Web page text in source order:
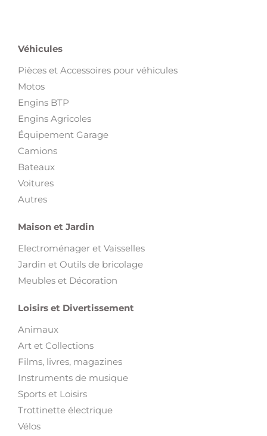
Véhicules
Pièces et Accessoires pour véhicules
Motos
Engins BTP
Engins Agricoles
Équipement Garage
Camions
Bateaux
Voitures
Autres
Maison et Jardin
Electroménager et Vaisselles
Jardin et Outils de bricolage
Meubles et Décoration
Loisirs et Divertissement
Animaux
Art et Collections
Films, livres, magazines
Instruments de musique
Sports et Loisirs
Trottinette électrique
Vélos